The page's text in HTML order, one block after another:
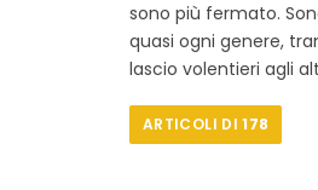
m
sono più fermato.
quasi ogni genere,
lascio volentieri agli
ARTICOLI DI178